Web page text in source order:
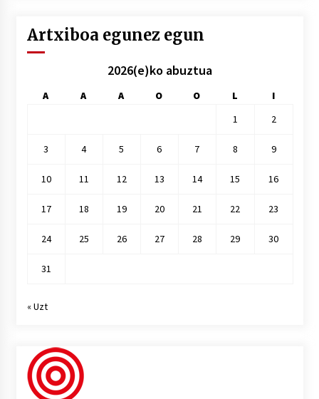
Artxiboa egunez egun
2026(e)ko abuztua
A A A O O L
I
1
2
3 4 5 6 7 8 9
10 11 12 13 14 15 16
17 18 19 20 21 22 23
24 25 26 27 28 29 30
31
« Uzt